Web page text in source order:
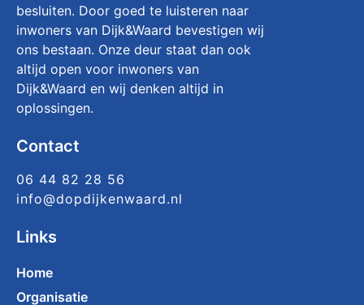
besluiten. Door goed te luisteren naar
inwoners van Dijk&Waard bevestigen wij
ons bestaan. Onze deur staat dan ook
altijd open voor inwoners van
Dijk&Waard en wij denken altijd in
oplossingen.
Contact
06 44 82 28 56
info@dopdijkenwaard.nl
Links
Home
Organisatie